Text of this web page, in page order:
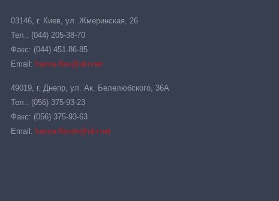
03146, г. Киев, ул. Жмеринская, 26
Тел.: (044) 205-38-70
Факс: (044) 451-86-85
Email: hansa-flex@ukr.net
49019, г. Днепр, ул. Ак. Белелюбского, 36А
Тел.: (056) 375-93-23
Факс: (056) 375-93-63
Email: hansa-flexdn@ukr.net